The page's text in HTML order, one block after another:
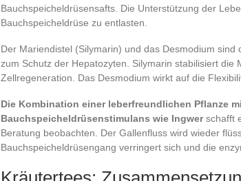
Bauchspeicheldrüsensafts. Die Unterstützung der
Bauchspeicheldrüse zu entlasten.
Der Mariendistel (Silymarin) und das Desmodium
zum Schutz der Hepatozyten. Silymarin stabilisiert
Zellregeneration. Das Desmodium wirkt auf die
Die Kombination einer leberfreundlichen Pflanze
Bauchspeicheldrüsenstimulans wie Ingwerschafft
Beratung beobachten. Der Gallenfluss wird wieder
Bauchspeicheldrüsengang verringert sich und die